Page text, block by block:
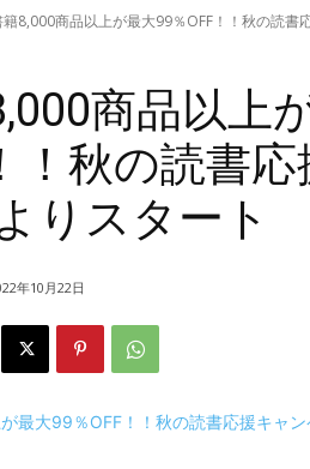
籍8,000商品以上が最大99％OFF！！秋の読書
商品以上
！秋の読書
りスタート
年10月22日